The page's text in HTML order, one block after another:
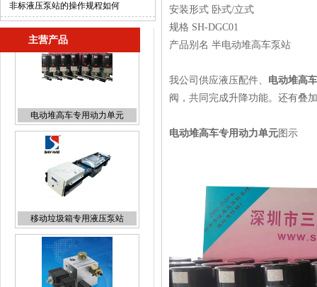
非标液压泵站的操作规程如何
主营产品
移动垃圾箱专用液压泵站
组合液压阀组
安装形式 卧式/立式
规格 SH-DGC01
产品别名 半电动堆高车泵站
我公司供应液压配件、 电动堆高
阀，共同完成升降功能。还有叠
电动堆高车专用动力单元图示